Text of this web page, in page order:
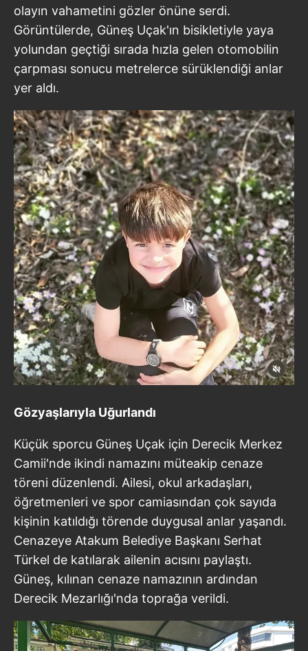
olayın vahametini gözler önüne serdi.
Görüntülerde, Güneş Uçak'ın bisikletiyle yaya
yolundan geçtiği sırada hızla gelen otomobilin
çarpması sonucu metrelerce sürüklendiği anlar
yer aldı.
Gözyaşlarıyla Uğurlandı
Küçük sporcu Güneş Uçak için Derecik Merkez
Camii'nde ikindi namazını müteakip cenaze
töreni düzenlendi. Ailesi, okul arkadaşları,
öğretmenleri ve spor camiasından çok sayıda
kişinin katıldığı törende duygusal anlar yaşandı.
Cenazeye Atakum Belediye Başkanı Serhat
Türkel de katılarak ailenin acısını paylaştı.
Güneş, kılınan cenaze namazının ardından
Derecik Mezarlığı'nda toprağa verildi.